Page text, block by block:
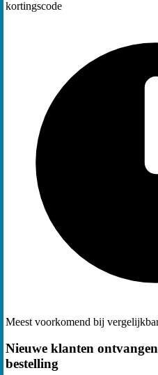
kortingscode
Meest voorkomend bij
Nieuwe klanten
bestelling